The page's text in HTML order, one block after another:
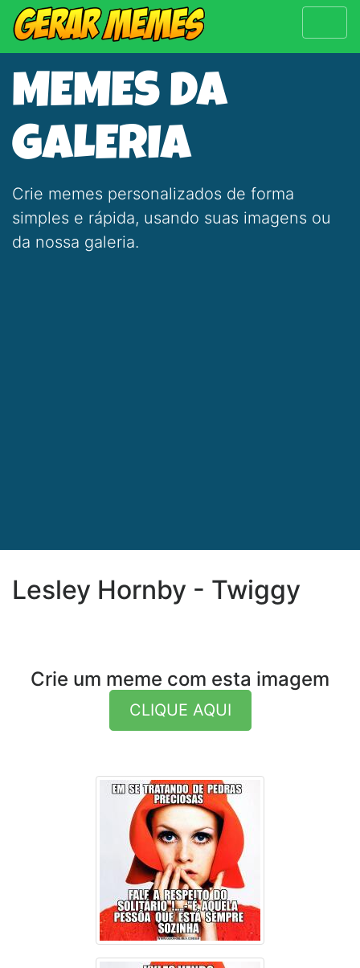
MEMES DA
GALERIA
Crie memes personalizados de forma
simples e rápida, usando suas imagens ou
da nossa galeria.
Lesley Hornby - Twiggy
Crie um meme com esta imagem
CLIQUE AQUI